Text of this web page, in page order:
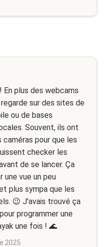
En plus des webcams
sur des sites de
ou de bases
Souvent, ils ont
pour que les
checker les
de se lancer. Ça
une vue un peu
plus sympa que les
😉 J'avais trouvé ça
programmer une
une fois ! 🌊
2025